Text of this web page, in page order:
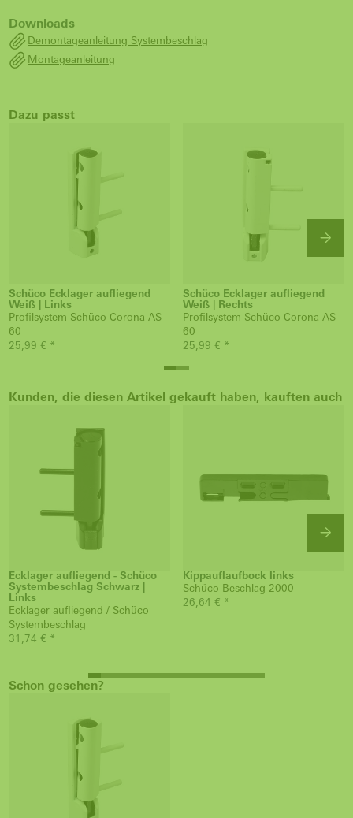
Downloads
Demontageanleitung Systembeschlag
Montageanleitung
Dazu passt
Schüco Ecklager aufliegend
Weiß | Links
Profilsystem Schüco Corona AS
60
25,99 € *
Schüco Ecklager aufliegend
Weiß | Rechts
Profilsystem Schüco Corona AS
60
25,99 € *
Kunden, die diesen Artikel gekauft haben, kauften auch
Ecklager aufliegend - Schüco
Systembeschlag Schwarz |
Links
Ecklager aufliegend / Schüco
Systembeschlag
31,74 € *
Kippauflaufbock links
Schüco Beschlag 2000
26,64 € *
Schon gesehen?